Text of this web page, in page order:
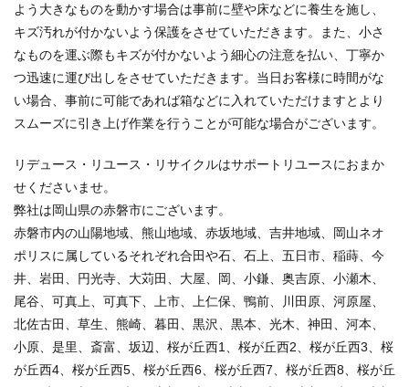
よう大きなものを動かす場合は事前に壁や床などに養生を施し、
キズ汚れが付かないよう保護をさせていただきます。また、小さ
なものを運ぶ際もキズが付かないよう細心の注意を払い、丁寧か
つ迅速に運び出しをさせていただきます。当日お客様に時間がな
い場合、事前に可能であれば箱などに入れていただけますとより
スムーズに引き上げ作業を行うことが可能な場合がございます。
リデュース・リユース・リサイクルはサポートリユースにおまか
せくださいませ。
弊社は岡山県の赤磐市にございます。
赤磐市内の山陽地域、熊山地域、赤坂地域、吉井地域、岡山ネオ
ポリスに属しているそれぞれ合田や石、石上、五日市、稲蒔、今
井、岩田、円光寺、大苅田、大屋、岡、小鎌、奥吉原、小瀬木、
尾谷、可真上、可真下、上市、上仁保、鴨前、川田原、河原屋、
北佐古田、草生、熊崎、暮田、黒沢、黒本、光木、神田、河本、
小原、是里、斎富、坂辺、桜が丘西1、桜が丘西2、桜が丘西3、桜
が丘西4、桜が丘西5、桜が丘西6、桜が丘西7、桜が丘西8、桜が丘